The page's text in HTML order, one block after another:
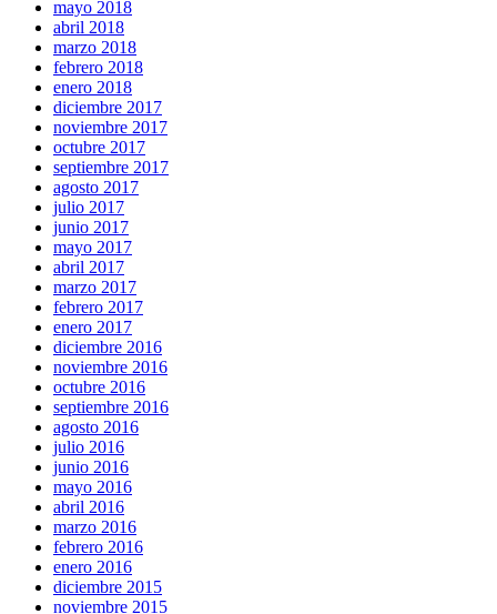
mayo 2018
abril 2018
marzo 2018
febrero 2018
enero 2018
diciembre 2017
noviembre 2017
octubre 2017
septiembre 2017
agosto 2017
julio 2017
junio 2017
mayo 2017
abril 2017
marzo 2017
febrero 2017
enero 2017
diciembre 2016
noviembre 2016
octubre 2016
septiembre 2016
agosto 2016
julio 2016
junio 2016
mayo 2016
abril 2016
marzo 2016
febrero 2016
enero 2016
diciembre 2015
noviembre 2015